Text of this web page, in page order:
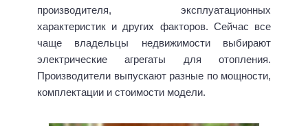
производителя, эксплуатационных
характеристик и других факторов. Сейчас все
чаще владельцы недвижимости выбирают
электрические агрегаты для отопления.
Производители выпускают разные по мощности,
комплектации и стоимости модели.